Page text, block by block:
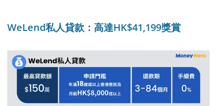
WeLend私人貸款：高達HK$41,199獎賞